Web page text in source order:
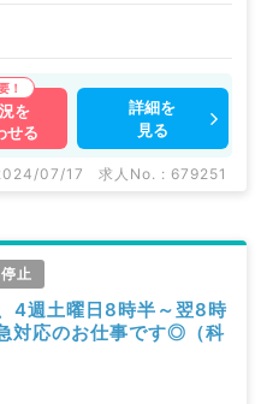
を
せる
詳細を
見る
07/17 求人No. : 679251
止
4週土曜日8時半～翌8時
対応のお仕事です◎（科